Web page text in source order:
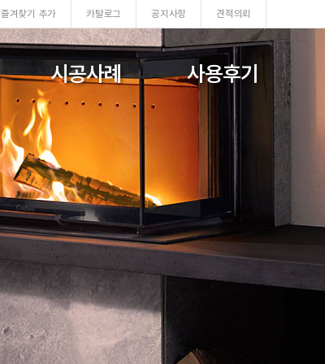
시공사례 사용후기
즐겨찾기 추가 카탈로그 공지사항 견적의뢰